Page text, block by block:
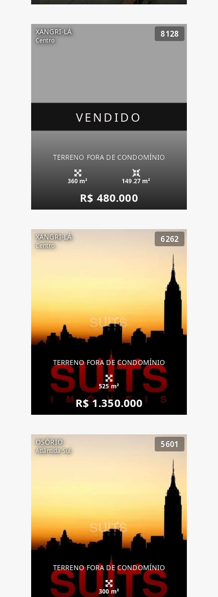
VENDIDO
XANGRI-LÁ
Centro
8128
TERRENO FORA DE CONDOMÍNIO
360 m² 149.27 m²
R$ 480.000
XANGRI-LÁ
Centro
6262
TERRENO FORA DE CONDOMÍNIO
525 m²
R$ 1.350.000
OSÓRIO
Atlântida Sul
5601
TERRENO FORA DE CONDOMÍNIO
300 m²